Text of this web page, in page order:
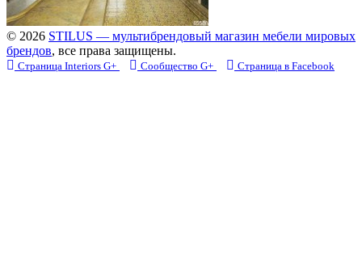
© 2026 STILUS — мультибрендовый магазин мебели мировых
брендов, все права защищены.
Страница Interiors G+ Сообщество G+ Страница в Facebook